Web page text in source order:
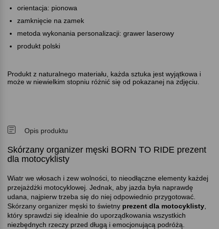
orientacja: pionowa
zamknięcie na zamek
metoda wykonania personalizacji: grawer laserowy
produkt polski
Produkt z naturalnego materiału, każda sztuka jest wyjątkowa i
może w niewielkim stopniu różnić się od pokazanej na zdjęciu.
Opis produktu
Skórzany organizer męski BORN TO RIDE prezent
dla motocyklisty
Wiatr we włosach i zew wolności, to nieodłączne elementy każdej
przejażdżki motocyklowej. Jednak, aby jazda była naprawdę
udana, najpierw trzeba się do niej odpowiednio przygotować.
Skórzany organizer męski to świetny prezent dla motocyklisty
który sprawdzi się idealnie do uporządkowania wszystkich
niezbędnych rzeczy przed długą i emocjonującą podróżą.